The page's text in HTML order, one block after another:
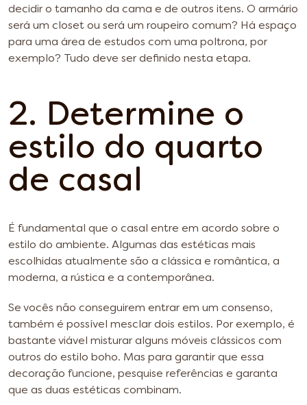
decidir o tamanho da cama e de outros itens. O armário
será um closet ou será um roupeiro comum? Há espaço
para uma área de estudos com uma poltrona, por
exemplo? Tudo deve ser definido nesta etapa.
2. Determine o
estilo do quarto
de casal
É fundamental que o casal entre em acordo sobre o
estilo do ambiente. Algumas das estéticas mais
escolhidas atualmente são a clássica e romântica, a
moderna, a rústica e a contemporânea.
Se vocês não conseguirem entrar em um consenso,
também é possível mesclar dois estilos. Por exemplo, é
bastante viável misturar alguns móveis clássicos com
outros do estilo boho. Mas para garantir que essa
decoração funcione, pesquise referências e garanta
que as duas estéticas combinam.